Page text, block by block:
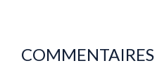
COMMENTAIRES